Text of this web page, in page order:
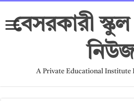
বেসরকারী
A Private Educational